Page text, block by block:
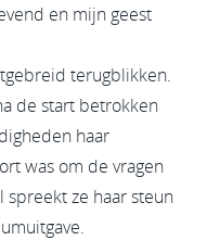
en mijn geest
terugblikken.
de start betrokken
haar
was om de vragen
ze haar steun